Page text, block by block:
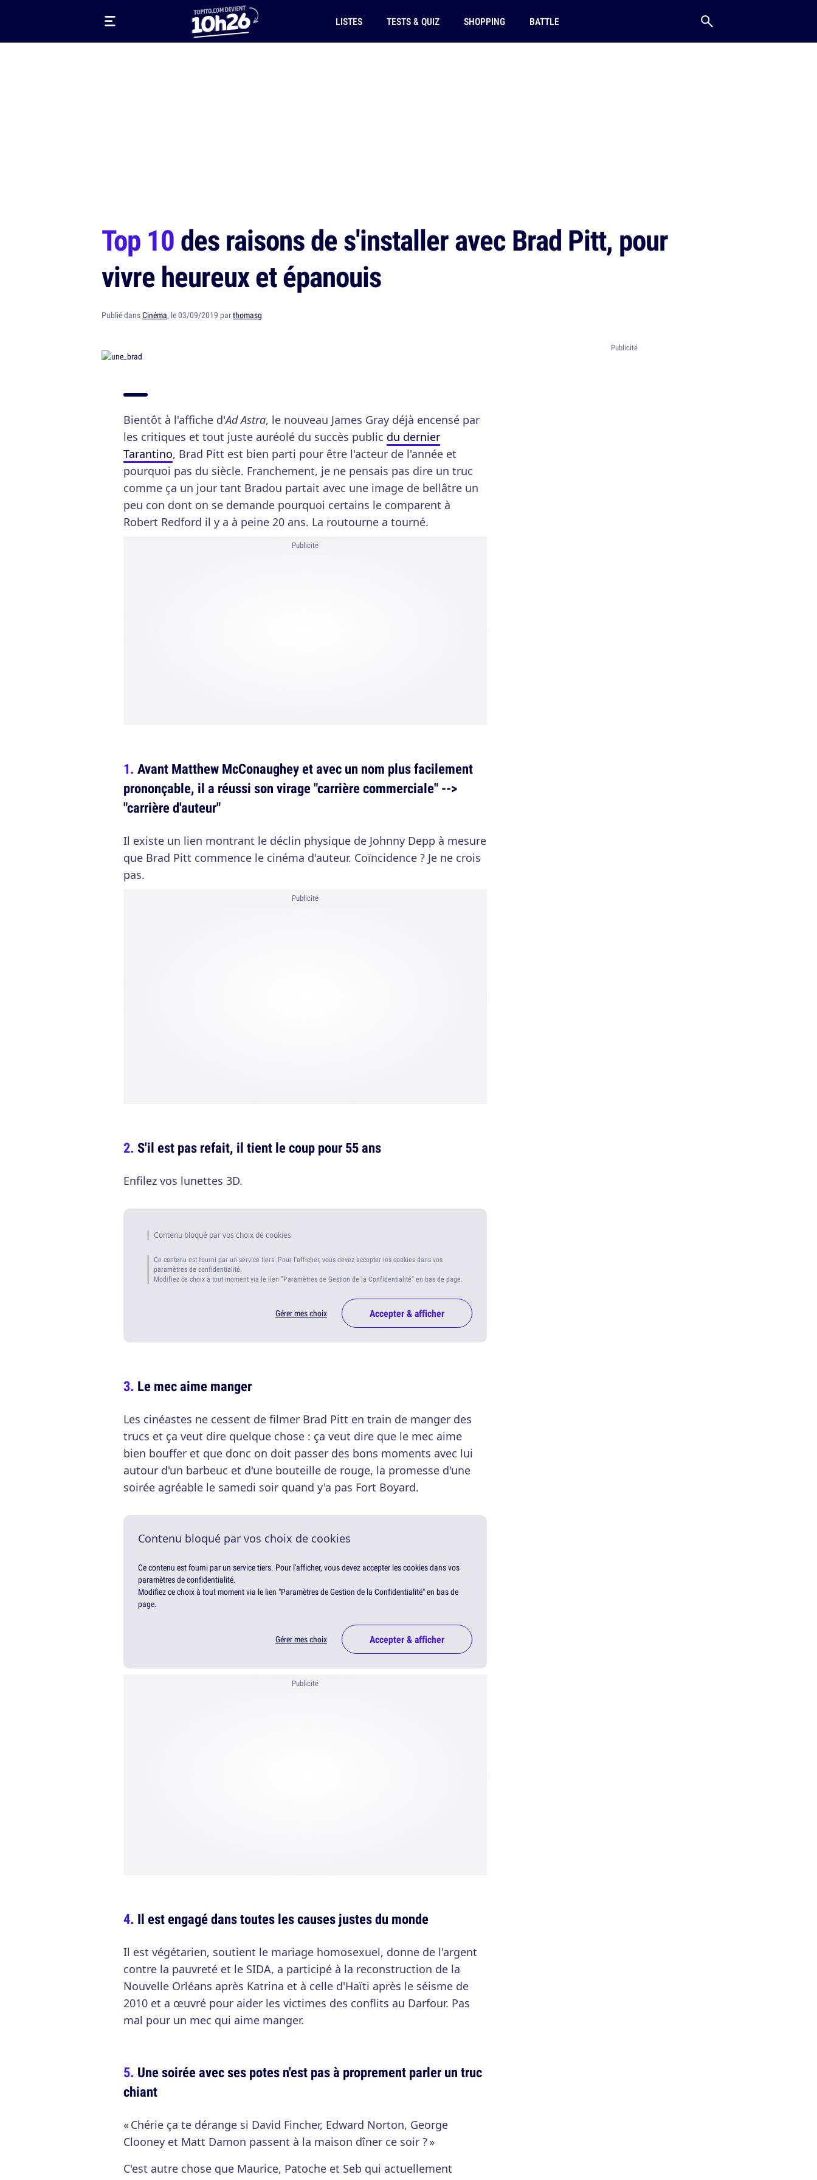
LISTES TESTS & QUIZ SHOPPING BATTLE
Top 10des raisons de s'installer avec Brad Pitt, pour
vivre heureux et épanouis
Publié dansCinéma, le 03/09/2019 parthomasg
Bientôt à l'affiche d'Ad Astra, le nouveau James Gray déjà encensé par
les critiques et tout juste auréolé du succès public du dernier
Tarantino, Brad Pitt est bien parti pour être l'acteur de l'année et
pourquoi pas du siècle. Franchement, je ne pensais pas dire un truc
comme ça un jour tant Bradou partait avec une image de bellâtre un
peu con dont on se demande pourquoi certains le comparent à
Robert Redford il y a à peine 20 ans. La routourne a tourné.
Publicité
Avant Matthew McConaughey et avec un nom plus facilement
prononçable, il a réussi son virage "carrière commerciale" -->
"carrière d'auteur"
Il existe un lien montrant le déclin physique de Johnny Depp à mesure
que Brad Pitt commence le cinéma d'auteur. Coïncidence ? Je ne crois
pas.
Publicité
S'il est pas refait, il tient le coup pour 55 ans
Enfilez vos lunettes 3D.
Contenu bloqué par vos choix de cookies
Ce contenu est fourni par un service tiers. Pour l'afficher, vous devez accepter les cookies dans vos
paramètres de confidentialité.
Modifiez ce choix à tout moment via le lien "Paramètres de Gestion de la Confidentialité" en bas de page.
Gérer mes choix Accepter & afficher
Le mec aime manger
Les cinéastes ne cessent de filmer Brad Pitt en train de manger des
trucs et ça veut dire quelque chose : ça veut dire que le mec aime
bien bouffer et que donc on doit passer des bons moments avec lui
autour d'un barbeuc et d'une bouteille de rouge, la promesse d'une
soirée agréable le samedi soir quand y'a pas Fort Boyard.
Contenu bloqué par vos choix de cookies
Ce contenu est fourni par un service tiers. Pour l'afficher, vous devez accepter les cookies dans vos
paramètres de confidentialité.
Modifiez ce choix à tout moment via le lien "Paramètres de Gestion de la Confidentialité" en bas de
page.
Gérer mes choix Accepter & afficher
Publicité
Il est engagé dans toutes les causes justes du monde
Il est végétarien, soutient le mariage homosexuel, donne de l'argent
contre la pauvreté et le SIDA, a participé à la reconstruction de la
Nouvelle Orléans après Katrina et à celle d'Haïti après le séisme de
2010 et a œuvré pour aider les victimes des conflits au Darfour. Pas
mal pour un mec qui aime manger.
Une soirée avec ses potes n'est pas à proprement parler un truc
chiant
« Chérie ça te dérange si David Fincher, Edward Norton, George
Clooney et Matt Damon passent à la maison dîner ce soir ? »
C'est autre chose que Maurice, Patoche et Seb qui actuellement